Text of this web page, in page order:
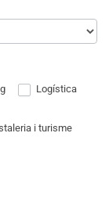
Logística
i turisme